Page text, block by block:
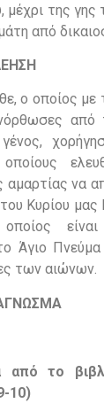
μέχρι της
από
ο οποίος με
αμαρτίας να
Κυρίου μας
οποίος
Άγιο Πνεύμα
των αιώνων.
από το
10)